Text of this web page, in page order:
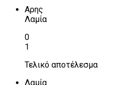
Αρης
Λαμία
0
1
Τελικό αποτέλεσμα
Λαμία